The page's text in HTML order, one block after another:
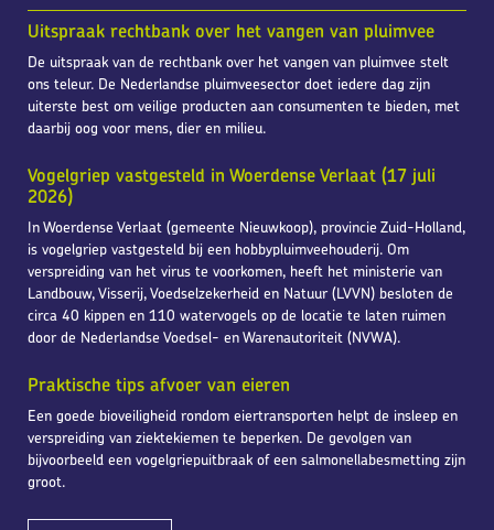
Uitspraak rechtbank over het vangen van pluimvee
De uitspraak van de rechtbank over het vangen van pluimvee stelt
ons teleur. De Nederlandse pluimveesector doet iedere dag zijn
uiterste best om veilige producten aan consumenten te bieden, met
daarbij oog voor mens, dier en milieu.
Vogelgriep vastgesteld in Woerdense Verlaat (17 juli
2026)
In Woerdense Verlaat (gemeente Nieuwkoop), provincie Zuid-Holland,
is vogelgriep vastgesteld bij een hobbypluimveehouderij. Om
verspreiding van het virus te voorkomen, heeft het ministerie van
Landbouw, Visserij, Voedselzekerheid en Natuur (LVVN) besloten de
circa 40 kippen en 110 watervogels op de locatie te laten ruimen
door de Nederlandse Voedsel- en Warenautoriteit (NVWA).
Praktische tips afvoer van eieren
Een goede bioveiligheid rondom eiertransporten helpt de insleep en
verspreiding van ziektekiemen te beperken. De gevolgen van
bijvoorbeeld een vogelgriepuitbraak of een salmonellabesmetting zijn
groot.